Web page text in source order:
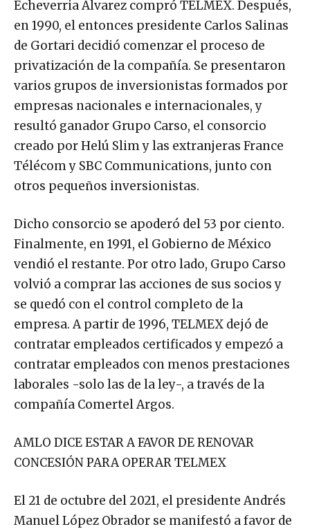
Echeverria Álvarez compró TELMEX. Después,
en 1990, el entonces presidente Carlos Salinas
de Gortari decidió comenzar el proceso de
privatización de la compañía. Se presentaron
varios grupos de inversionistas formados por
empresas nacionales e internacionales, y
resultó ganador Grupo Carso, el consorcio
creado por Helú Slim y las extranjeras France
Télécom y SBC Communications, junto con
otros pequeños inversionistas.
Dicho consorcio se apoderó del 53 por ciento.
Finalmente, en 1991, el Gobierno de México
vendió el restante. Por otro lado, Grupo Carso
volvió a comprar las acciones de sus socios y
se quedó con el control completo de la
empresa. A partir de 1996, TELMEX dejó de
contratar empleados certificados y empezó a
contratar empleados con menos prestaciones
laborales -solo las de la ley-, a través de la
compañía Comertel Argos.
AMLO DICE ESTAR A FAVOR DE RENOVAR
CONCESIÓN PARA OPERAR TELMEX
El 21 de octubre del 2021, el presidente Andrés
Manuel López Obrador se manifestó a favor de